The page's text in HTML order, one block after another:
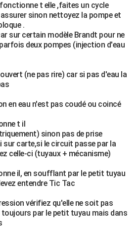
t elle ,faites un cycle
sinon nettoyez la pompe et
.
sur certain modèle Brandt pour ne
deux pompes (injection d'eau
(ne pas rire) car si pas d'eau la
en eau n'est pas coudé ou coincé
t il
sinon pas de prise
sur carte,si le circuit passe par la
celle-ci (tuyaux + mécanisme)
il, en soufflant par le petit tuyau
entendre Tic Tac
vérifiez qu'elle ne soit pas
par le petit tuyau mais dans